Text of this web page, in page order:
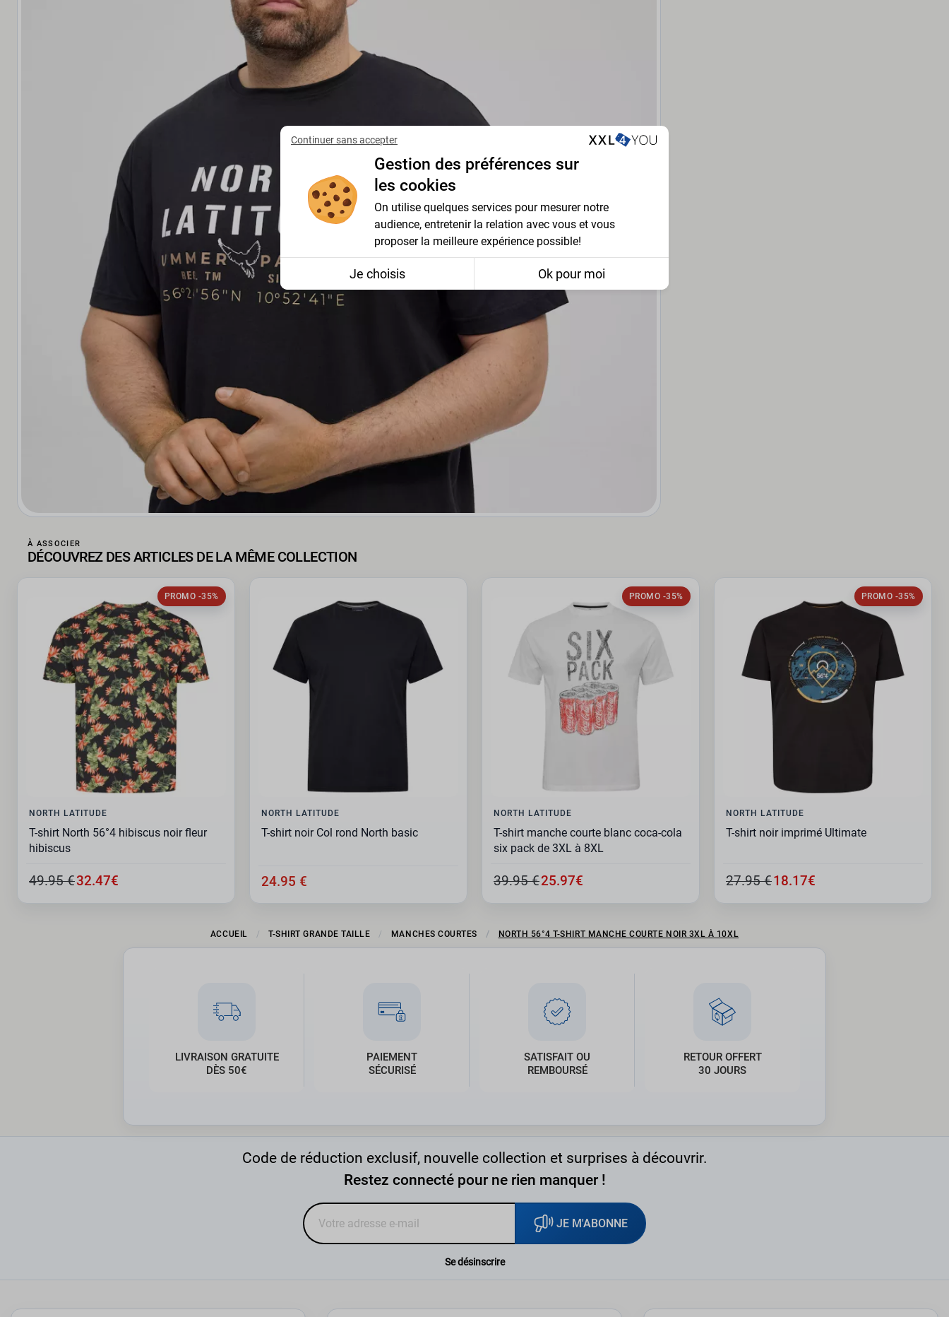
À ASSOCIER
DÉCOUVREZ DES ARTICLES DE LA MÊME COLLECTION
PROMO -35%
NORTH LATITUDE
T-shirt North 56°4 hibiscus noir fleur
hibiscus
49.95 €32.47€
NORTH LATITUDE
T-shirt noir Col rond North basic
24.95 €
PROMO -35%
NORTH LATITUDE
T-shirt manche courte blanc coca-cola
six pack de 3XL à 8XL
39.95 €25.97€
PROMO -35%
NORTH LATITUDE
T-shirt noir imprimé Ultimate
27.95 €18.17€
ACCUEIL T-SHIRT GRANDE TAILLE MANCHES COURTES NORTH 56°4 T-SHIRT MANCHE COURTE NOIR 3XL À 10XL
LIVRAISON GRATUITE
DÈS 50€
PAIEMENT
SÉCURISÉ
SATISFAIT OU
REMBOURSÉ
RETOUR OFFERT
30 JOURS
Code de réduction exclusif, nouvelle collection et surprises à découvrir.
Restez connecté pour ne rien manquer !
JE M'ABONNE
Se désinscrire
Continuer sans accepter
Gestion des préférences sur
les cookies
On utilise quelques services pour mesurer notre
audience, entretenir la relation avec vous et vous
proposer la meilleure expérience possible!
Je choisis Ok pour moi